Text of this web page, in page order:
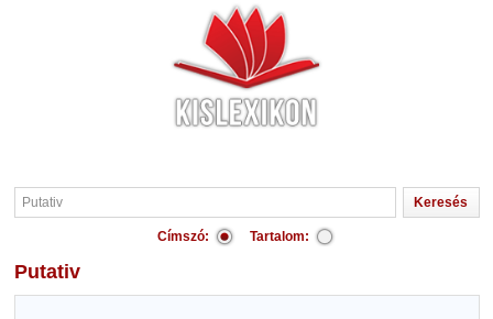
Címszó: Tartalom:
Putativ